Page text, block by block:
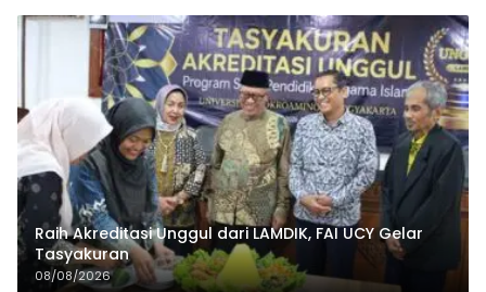
Raih Akreditasi Unggul dari LAMDIK, FAI UCY Gelar
Tasyakuran
08/08/2026